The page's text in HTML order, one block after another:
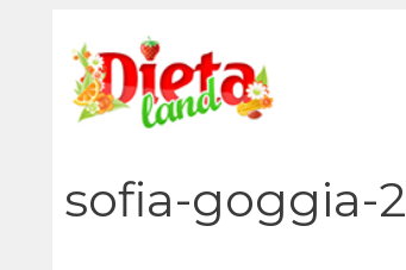
contenuto
sofia-goggia-2